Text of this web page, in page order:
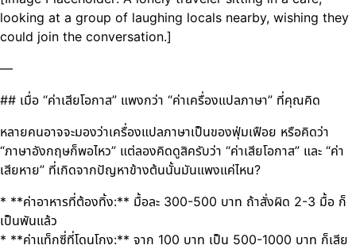
looking at a group of laughing locals nearby, wishing they
could join the conversation.]
—
## เมื่อ “ค่าเสียโอกาส” แพงกว่า “ค่าเครื่องแปลภาษา” ที่คุณคิด
หลายคนอาจจะมองว่าเครื่องแปลภาษาเป็นของฟุ่มเฟือย หรือคิดว่า
“ภาษาอังกฤษก็พอไหว” แต่ลองคิดดูสิครับว่า “ค่าเสียโอกาส” และ “ค่า
เสียหาย” ที่เกิดจากปัญหาข้างต้นนั้นมันแพงแค่ไหน?
* **ค่าอาหารที่ต้องทิ้ง:** มื้อละ 300-500 บาท ถ้าสั่งผิด 2-3 มื้อ ก็
เป็นพันแล้ว
* **ค่าแท็กซี่ที่โดนโกง:** จาก 100 บาท เป็น 500-1000 บาท ก็เสีย